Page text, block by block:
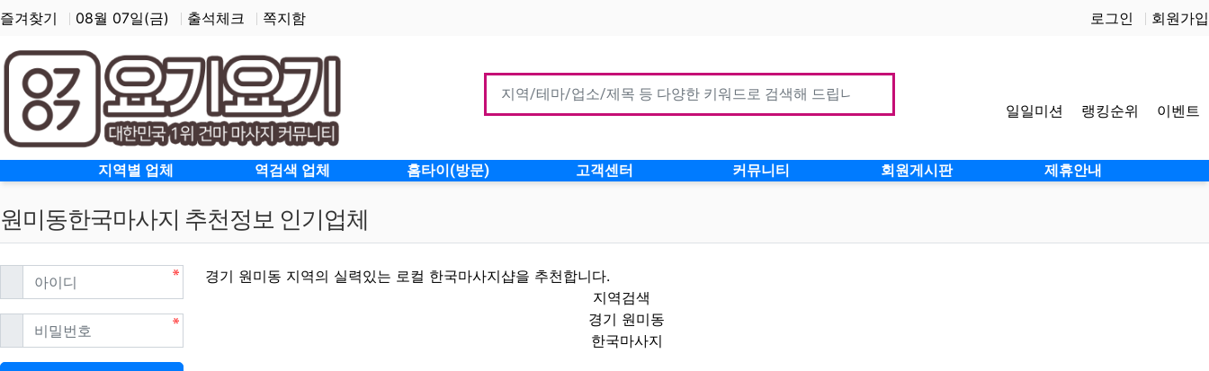
즐겨찾기 08월 07일(금) 출석체크 쪽지함 로그인 회원가입
일일미션 랭킹순위 이벤트
지역별 업체 역검색 업체 홈타이(방문) 고객센터 커뮤니티 회원게시판 제휴안내
원미동한국마사지 추천정보 인기업체
경기 원미동 지역의 실력있는 로컬 한국마사지샵을 추천합니다.
지역검색
경기 원미동
한국마사지
아이디필수
비밀번호필수